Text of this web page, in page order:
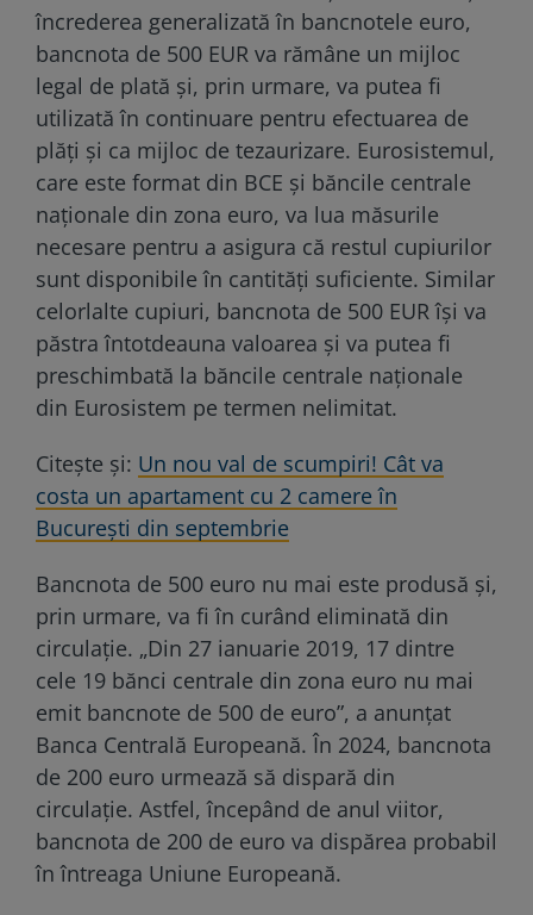
încrederea generalizată în bancnotele euro,
bancnota de 500 EUR va rămâne un mijloc
legal de plată și, prin urmare, va putea fi
utilizată în continuare pentru efectuarea de
plăți și ca mijloc de tezaurizare. Eurosistemul,
care este format din BCE și băncile centrale
naționale din zona euro, va lua măsurile
necesare pentru a asigura că restul cupiurilor
sunt disponibile în cantități suficiente. Similar
celorlalte cupiuri, bancnota de 500 EUR își va
păstra întotdeauna valoarea și va putea fi
preschimbată la băncile centrale naționale
din Eurosistem pe termen nelimitat.
Citeşte şi: Un nou val de scumpiri! Cât va
costa un apartament cu 2 camere în
Bucureşti din septembrie
Bancnota de 500 euro nu mai este produsă și,
prin urmare, va fi în curând eliminată din
circulație. „Din 27 ianuarie 2019, 17 dintre
cele 19 bănci centrale din zona euro nu mai
emit bancnote de 500 de euro”, a anunțat
Banca Centrală Europeană. În 2024, bancnota
de 200 euro urmează să dispară din
circulație. Astfel, începând de anul viitor,
bancnota de 200 de euro va dispărea probabil
în întreaga Uniune Europeană.